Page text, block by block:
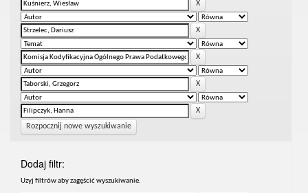
Rozpocznij nowe wyszukiwanie
Dodaj filtr:
Uzyj filtrów aby zagęścić wyszukiwanie.